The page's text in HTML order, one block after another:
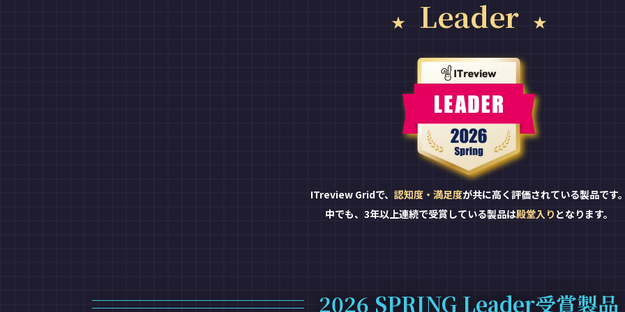
Leader
ITreview Gridで、 認知度・満足度が共に高く評価されている製品です
中でも、3年以上連続で受賞している製品は殿堂入り となります。
2026 SPRING Leader受賞製品